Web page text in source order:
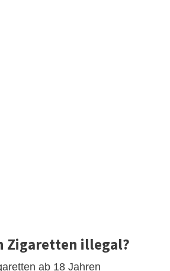
Zigaretten illegal?
ab 18 Jahren